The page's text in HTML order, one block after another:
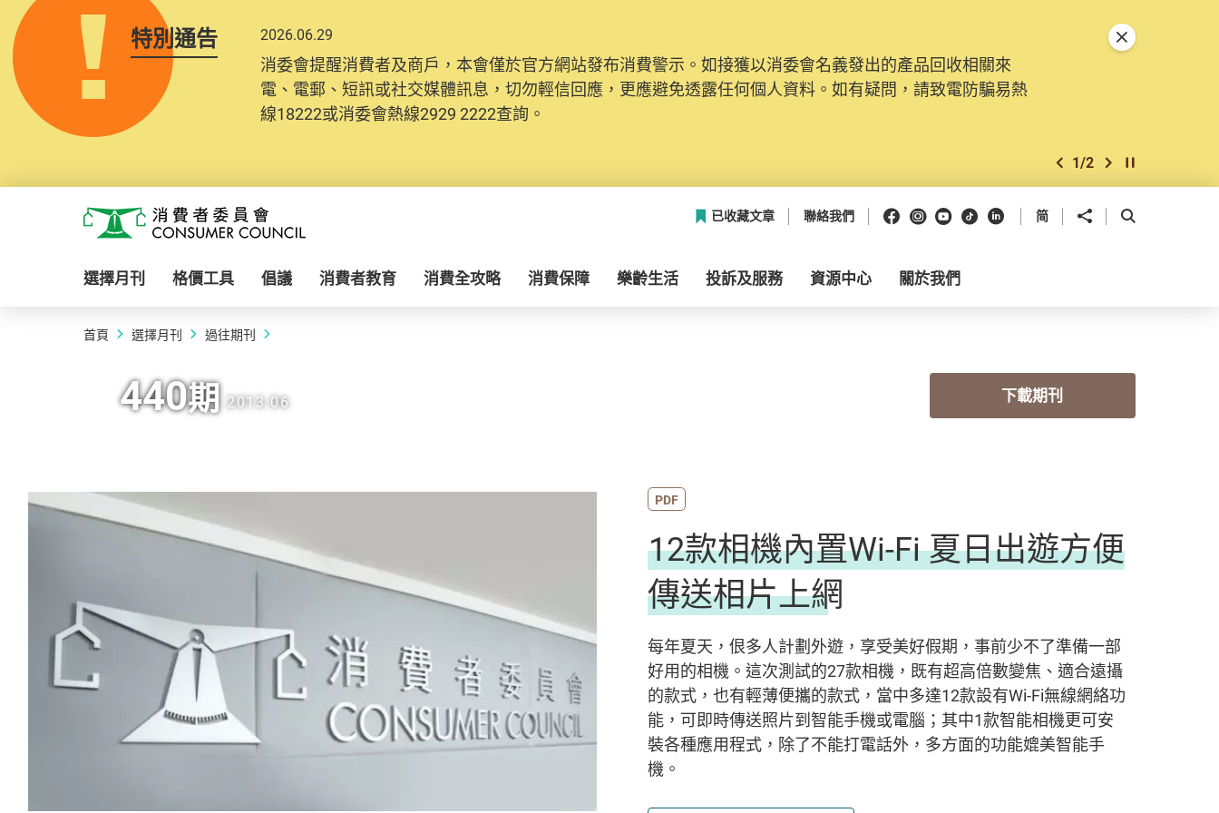
特別通告 2026.06.29
消委會提醒消費者及商戶，本會僅於官方網站發布消費警示。如接獲以消委會名義發出的產品回收相關來
電、電郵、短訊或社交媒體訊息，切勿輕信回應，更應避免透露任何個人資料。如有疑問，請致電防騙易熱
線18222或消委會熱線2929 2222查詢。
上一個
1/2 下一個開始/暫停幻燈
關閉特別通告
消費者委員會
已收藏文章 聯絡我們 Facebook
Instagram
Youtube
抖音領英 简 分享到 開啟搜尋框
選擇月刊 格價工具 倡議 消費者教育 消費全攻略 消費保障 樂齡生活 投訴及服務 資源中心 關於我們
首頁 選擇月刊 過往期刊
440期 2013.06 下載期刊
PDF
12款相機內置Wi-Fi 夏日出遊方便
傳送相片上網
每年夏天，佷多人計劃外遊，享受美好假期，事前少不了準備一部
好用的相機。這次測試的27款相機，既有超高倍數變焦、適合遠攝
的款式，也有輕薄便攜的款式，當中多達12款設有Wi-Fi無線網絡功
能，可即時傳送照片到智能手機或電腦；其中1款智能相機更可安
裝各種應用程式，除了不能打電話外，多方面的功能媲美智能手
機。